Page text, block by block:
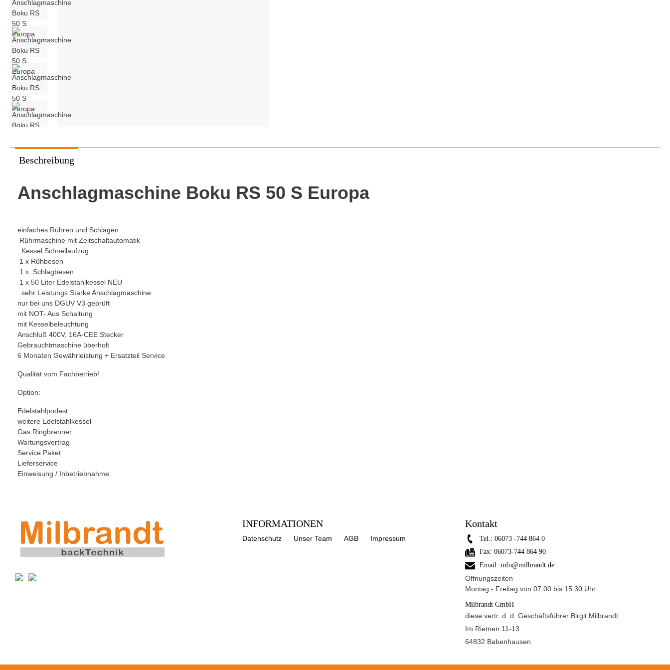
Pavailler
Vaihinger Sanomat
Beschreibung
Anschlagmaschine Boku RS 50 S Europa
einfaches Rühren und Schlagen
Rührmaschine mit Zeitschaltautomatik
Kessel Schnellaufzug
1 x Rühbesen
1 x Schlagbesen
1 x 50 Liter Edelstahlkessel NEU
sehr Leistungs Starke Anschlagmaschine
nur bei uns DGUV V3 geprüft
mit NOT- Aus Schaltung
mit Kesselbeleuchtung
Anschluß 400V, 16A-CEE Stecker
Gebrauchtmaschine überholt
6 Monaten Gewährleistung + Ersatzteil Service
Qualität vom Fachbetrieb!
Option:
Edelstahlpodest
weitere Edelstahlkessel
Gas Ringbrenner
Wartungsvertrag
Service Paket
Lieferservice
Einweisung / Inbetriebnahme
INFORMATIONEN
Datenschutz Unser Team AGB Impressum
Kontakt
Tel.: 06073 -744 864 0
Fax: 06073-744 864 90
Email: info@milbrandt.de
Öffnungszeiten
Montag - Freitag von 07:00 bis 15:30 Uhr
Milbrandt GmbH
diese vertr. d. d. Geschäftsführer Birgit Milbrandt
Im Riemen 11-13
64832 Babenhausen